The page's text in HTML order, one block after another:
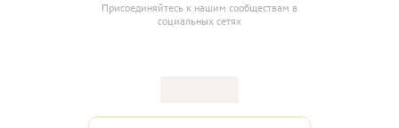
Присоединяйтесь к нашим сообществам в
социальных сетях